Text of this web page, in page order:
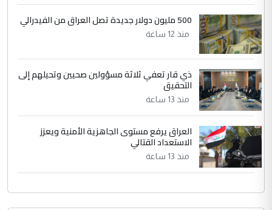
500 مليون دولار جديدة تصل العراق من الفيدرالي
منذ 12 ساعة
ذي قار تعفي ثلاثة مسؤولين صحيين وتحيلهم إلى
التحقيق
منذ 13 ساعة
العراق يرفع مستوى الجاهزية الأمنية ويعزز
الاستعداد القتالي
منذ 13 ساعة